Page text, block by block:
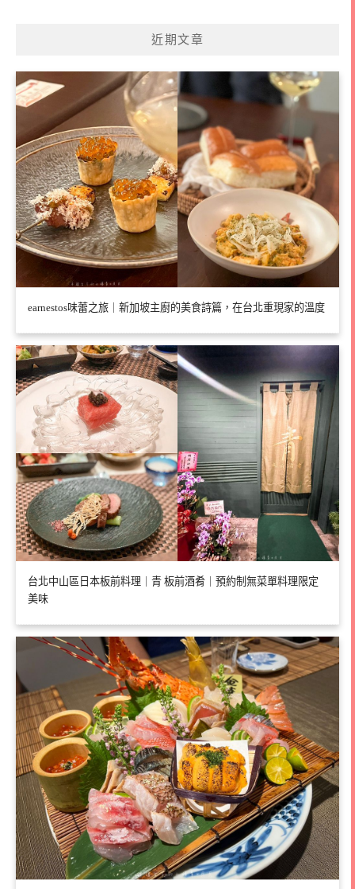
近期文章
earnestos味蕾之旅｜新加坡主廚的美食詩篇，在台北重現家的溫度
台北中山區日本板前料理｜青 板前酒肴｜預約制無菜單料理限定
美味